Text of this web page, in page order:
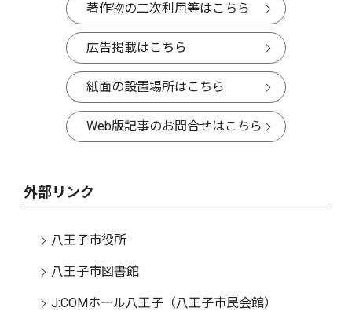
著作物の二次利用等はこちら
広告掲載はこちら
紙面の設置場所はこちら
Web版記事のお問合せはこちら
外部リンク
八王子市役所
八王子市図書館
J:COMホール八王子（八王子市民会館）